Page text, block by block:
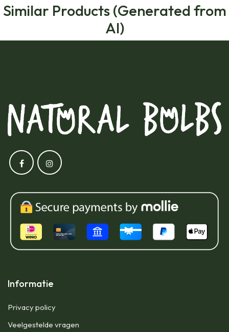
Similar Products (Generated from
AI)
Informatie
Privacy policy
Veelgestelde vragen